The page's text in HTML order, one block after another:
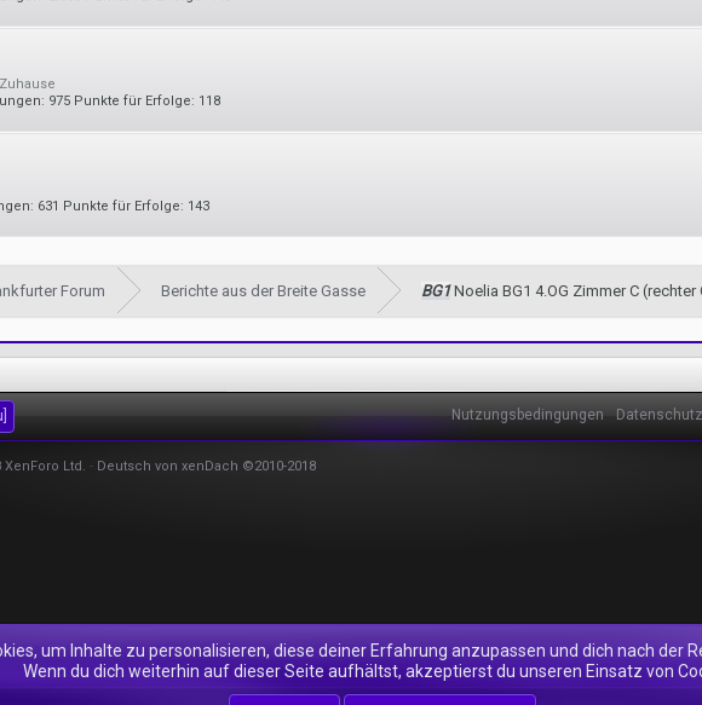
Zuhause
975 Punkte für Erfolge: 118
631 Punkte für Erfolge: 143
Forum Berichte aus der Breite Gasse BG1Noelia BG1 4.OG Zimmer C (rechter
Nutzungsbedingungen
XenForo Ltd. - Deutsch von xenDach ©2010-2018
um Inhalte zu personalisieren, diese deiner Erfahrung anzupassen und dich nach der
Wenn du dich weiterhin auf dieser Seite aufhältst, akzeptierst du unseren Einsatz von